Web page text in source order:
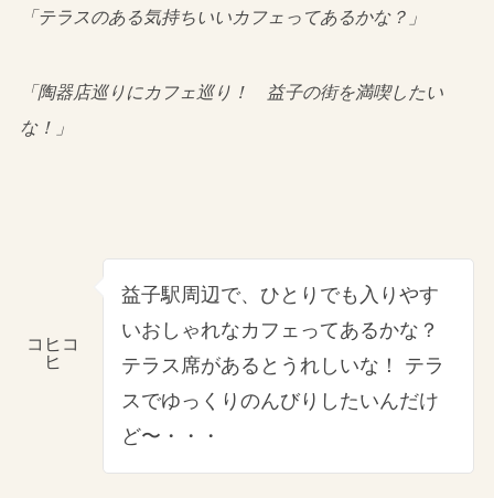
「テラスのある気持ちいいカフェってあるかな？」
「陶器店巡りにカフェ巡り！ 益子の街を満喫したい
な！」
コヒコ
ヒ
益子駅周辺で、ひとりでも入りやす
いおしゃれなカフェってあるかな？
テラス席があるとうれしいな！ テラ
スでゆっくりのんびりしたいんだけ
ど〜・・・